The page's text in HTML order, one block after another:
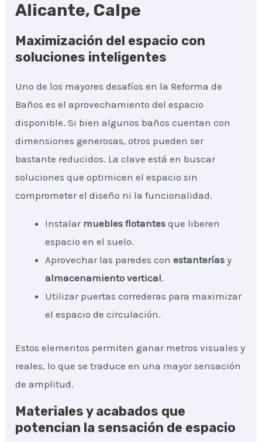
Alicante, Calpe
Maximización del espacio con
soluciones inteligentes
Uno de los mayores desafíos en la Reforma de
Baños es el aprovechamiento del espacio
disponible. Si bien algunos baños cuentan con
dimensiones generosas, otros pueden ser
bastante reducidos. La clave está en buscar
soluciones que optimicen el espacio sin
comprometer el diseño ni la funcionalidad.
Instalar muebles flotantes que liberen
espacio en el suelo.
Aprovechar las paredes conestanterías y
almacenamiento vertical.
Utilizar puertas correderas para maximizar
el espacio de circulación.
Estos elementos permiten ganar metros visuales y
reales, lo que se traduce en una mayor sensación
de amplitud.
Materiales y acabados que
potencian la sensación de espacio